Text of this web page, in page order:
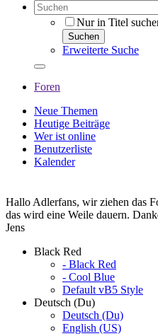
Nur in Titel
Suchen
Erweiterte Suche
Foren
Neue Themen
Heutige Beiträge
Wer ist online
Benutzerliste
Kalender
Hallo Adlerfans, wir ziehen das
das wird eine Weile dauern.
Jens
Black Red
- Black Red
- Cool Blue
Default vB5 Style
Deutsch (Du)
Deutsch (Du)
English (US)